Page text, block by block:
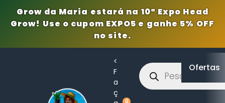
Grow da Maria estará na 10ª Expo Head
Grow! Use o cupom EXPO5 e ganhe 5% OFF
no site.
<
F
a
ç
0
Ofertas